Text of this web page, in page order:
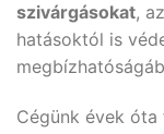
szivárgásokat, az
hatásoktól is
Cégünk évek